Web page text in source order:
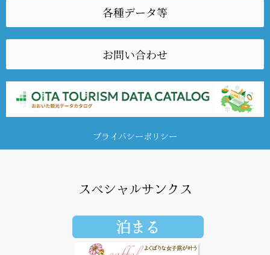
各種データ等
お問い合わせ
プライバシーポリシー
スペシャルサンクス